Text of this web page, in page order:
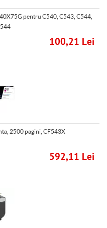
pentru C540, C543, C544,
100,21 Lei
2500 pagini, CF543X
592,11 Lei